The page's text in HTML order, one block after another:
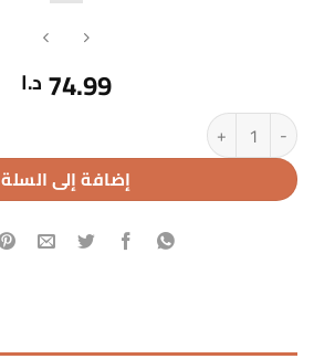
74.99 د.ا
كمية مرحاض معلق ابيض 2-108
إضافة إلى السلة